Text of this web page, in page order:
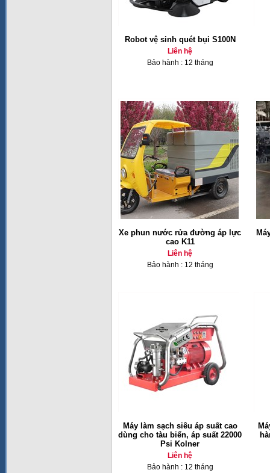
Robot vệ sinh quét bụi S100N
Liên hệ
Bảo hành : 12 tháng
Xe phun nước rửa đường áp lực
cao K11
Liên hệ
Bảo hành : 12 tháng
Máy làm sạch siêu áp suất cao
dùng cho tàu biển, áp suất 22000
Psi Kolner
Liên hệ
Bảo hành : 12 tháng